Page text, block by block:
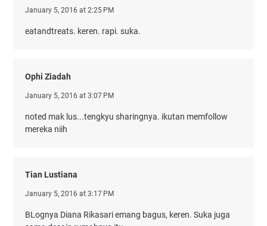
January 5, 2016 at 2:25 PM
eatandtreats. keren. rapi. suka.
Ophi Ziadah
January 5, 2016 at 3:07 PM
noted mak lus...tengkyu sharingnya. ikutan memfollow
mereka niih
Tian Lustiana
January 5, 2016 at 3:17 PM
BLognya Diana Rikasari emang bagus, keren. Suka juga